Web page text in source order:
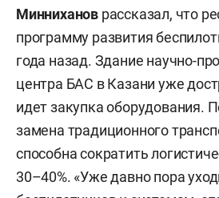
Минниханов рассказал, что
программу развития
года назад. Здание научно-
центра БАС в Казани уже
идет закупка оборудования.
замена традиционного
способна сократить
30–40%. «Уже давно пора